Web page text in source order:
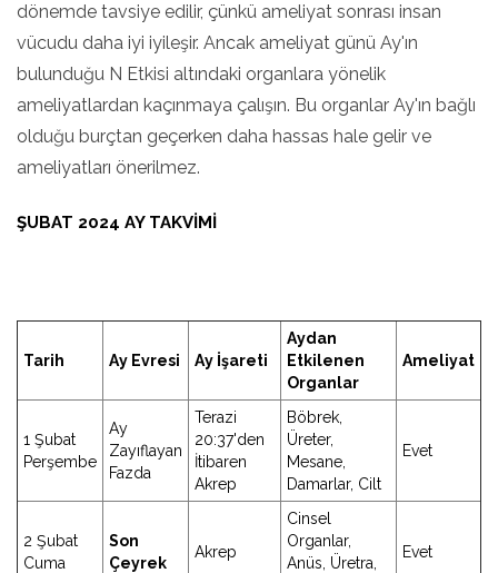
dönemde tavsiye edilir, çünkü ameliyat sonrası insan
vücudu daha iyi iyileşir. Ancak ameliyat günü Ay'ın
bulunduğu N Etkisi altındaki organlara yönelik
ameliyatlardan kaçınmaya çalışın. Bu organlar Ay'ın bağlı
olduğu burçtan geçerken daha hassas hale gelir ve
ameliyatları önerilmez.
ŞUBAT 2024 AY TAKVIMI
Tarih Ay Evresi Ay İşareti
Aydan
Etkilenen
Organlar
Ameliyat
1 Şubat
Perşembe
Ay
Zayıflayan
Fazda
Terazi
20:37'den
İtibaren
Akrep
Böbrek,
Üreter,
Mesane,
Damarlar, Cilt
Evet
2 Şubat
Cuma
Son
Çeyrek
Akrep
Cinsel
Organlar,
Anüs, Üretra,
Evet